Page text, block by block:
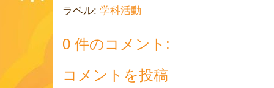
ラベル: 学科活動
0 件のコメント:
コメントを投稿